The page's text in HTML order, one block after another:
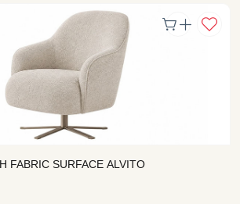
FABRIC SURFACE ALVITO